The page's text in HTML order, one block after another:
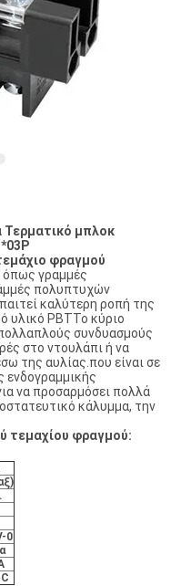
Τερματικό μπλοκ
φραγμού
όπως γραμμές
πολυπτυχών
καλύτερη ροπή της
υλικό PBTΤο κύριο
συνδυασμούς
στο ντουλάπι ή να
της αυλίας.που είναι σε
ενδογραμμικής
να προσαρμόσει πολλά
κάλυμμα, την
τεμαχίου φραγμού:
0